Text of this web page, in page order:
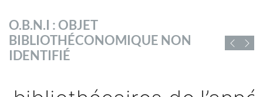
CHIFFRES ET RAPPORTS
Vous trouverez ici des chiffres et
TOUTES LES OFFRES
D'EMPLOI DE
BIBLIOFRANCE
O.B.N.I : OBJET
BIBLIOTHÉCONOMIQUE NON
IDENTIFIÉ